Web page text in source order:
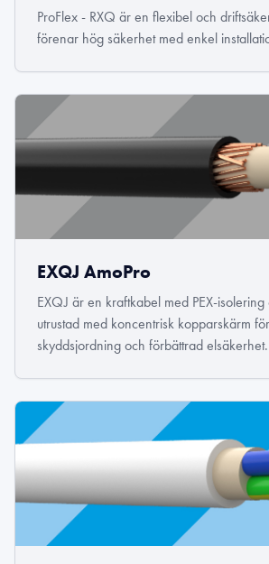
ProFlex - RXQ är en flexibel och
förenar hög säkerhet med enkel
EXQJ AmoPro
EXQJ är en kraftkabel med PEX-isolering
utrustad med koncentrisk kopparskärm
skyddsjordning och förbättrad elsäkerhet.